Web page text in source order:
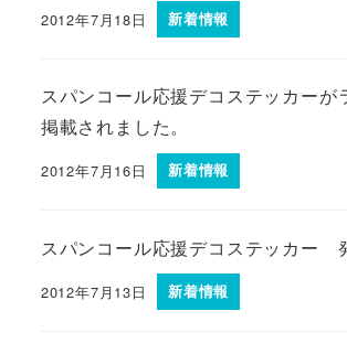
2012年7月18日 新着情報
スパンコール応援デコステッカーが
掲載されました。
2012年7月16日 新着情報
スパンコール応援デコステッカー
2012年7月13日 新着情報